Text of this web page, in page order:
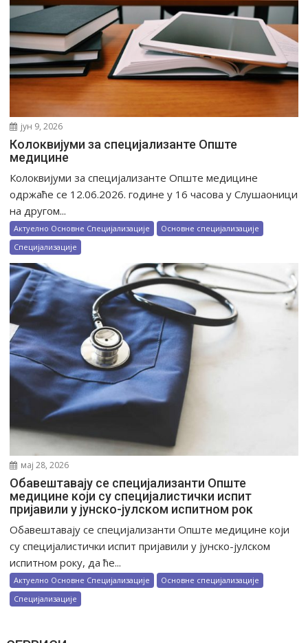
јун 9, 2026
Колоквијуми за специјализанте Опште
медицине
Колоквијуми за специјализанте Опште медицине
одржаће се 12.06.2026. године у 16 часова у Слушаоници
на другом...
Актуелно Основне Специјализације
Основне специјализације
Специјализације
мај 28, 2026
Обавештавају се специјализанти Опште
медицине који су специјалистички испит
пријавили у јунско-јулском испитном рок
Обавештавају се специјализанти Опште медицине који
су специјалистички испит пријавили у јунско-јулском
испитном року, да ће...
Актуелно Основне Специјализације
Основне специјализације
Специјализације